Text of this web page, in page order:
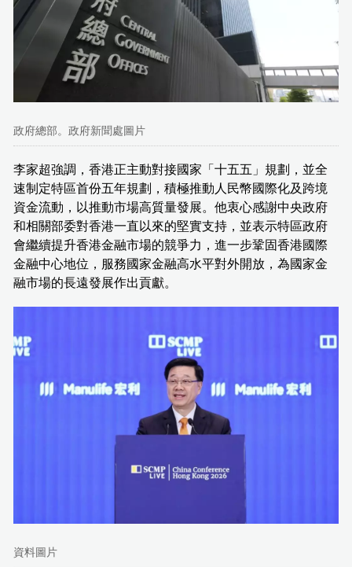
政府總部。政府新聞處圖片
李家超強調，香港正主動對接國家「十五五」規劃，並全
速制定特區首份五年規劃，積極推動人民幣國際化及跨境
資金流動，以推動市場高質量發展。他衷心感謝中央政府
和相關部委對香港一直以來的堅實支持，並表示特區政府
會繼續提升香港金融市場的競爭力，進一步鞏固香港國際
金融中心地位，服務國家金融高水平對外開放，為國家金
融市場的長遠發展作出貢獻。
資料圖片